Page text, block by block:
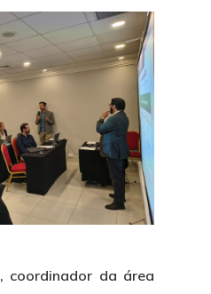
coordinador da área